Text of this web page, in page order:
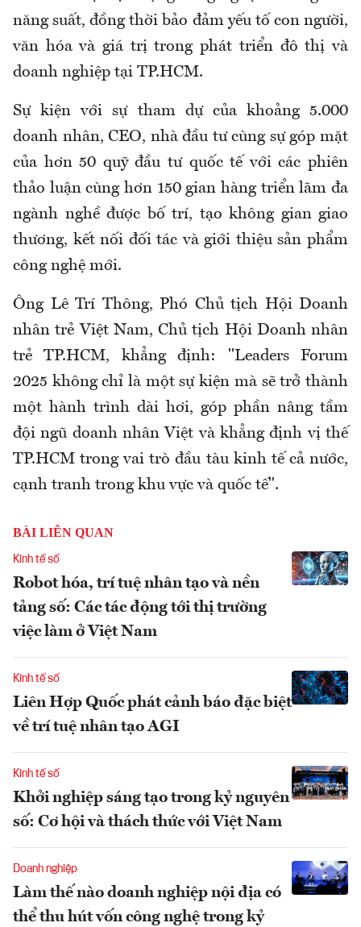
năng suất, đồng thời bảo đảm yếu tố con người,
văn hóa và giá trị trong phát triển đô thị và
doanh nghiệp tại TP.HCM.
Sự kiện với sự tham dự của khoảng 5.000
doanh nhân, CEO, nhà đầu tư cùng sự góp mặt
của hơn 50 quỹ đầu tư quốc tế với các phiên
thảo luận cùng hơn 150 gian hàng triển lãm đa
ngành nghề được bố trí, tạo không gian giao
thương, kết nối đối tác và giới thiệu sản phẩm
công nghệ mới.
Ông Lê Trí Thông, Phó Chủ tịch Hội Doanh
nhân trẻ Việt Nam, Chủ tịch Hội Doanh nhân
trẻ TP.HCM, khẳng định: "Leaders Forum
2025 không chỉ là một sự kiện mà sẽ trở thành
một hành trình dài hơi, góp phần nâng tầm
đội ngũ doanh nhân Việt và khẳng định vị thế
TP.HCM trong vai trò đầu tàu kinh tế cả nước,
cạnh tranh trong khu vực và quốc tế".
BÀI LIÊN QUAN
Kinh tế số
Robot hóa, trí tuệ nhân tạo và nền
tảng số: Các tác động tới thị trường
việc làm ở Việt Nam
Kinh tế số
Liên Hợp Quốc phát cảnh báo đặc biệt
về trí tuệ nhân tạo AGI
Kinh tế số
Khởi nghiệp sáng tạo trong kỷ nguyên
số: Cơ hội và thách thức với Việt Nam
Doanh nghiệp
Làm thế nào doanh nghiệp nội địa có
thể thu hút vốn công nghệ trong kỷ